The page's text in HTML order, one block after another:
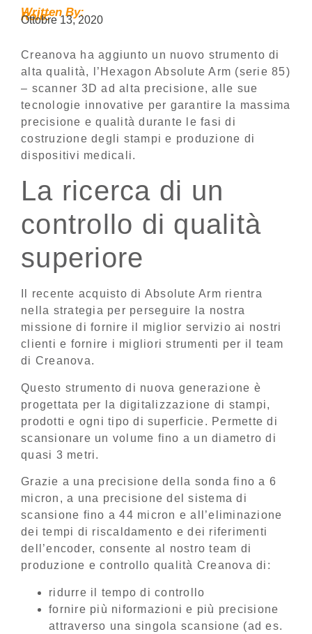
Written By:
Role:
Ottobre 13, 2020
Creanova ha aggiunto un nuovo strumento di
alta qualità, l’Hexagon Absolute Arm (serie 85)
– scanner 3D ad alta precisione, alle sue
tecnologie innovative per garantire la massima
precisione e qualità durante le fasi di
costruzione degli stampi e produzione di
dispositivi medicali.
La ricerca di un
controllo di qualità
superiore
Il recente acquisto di Absolute Arm rientra
nella strategia per perseguire la nostra
missione di fornire il miglior servizio ai nostri
clienti e fornire i migliori strumenti per il team
di Creanova.
Questo strumento di nuova generazione è
progettata per la digitalizzazione di stampi,
prodotti e ogni tipo di superficie. Permette di
scansionare un volume fino a un diametro di
quasi 3 metri.
Grazie a una precisione della sonda fino a 6
micron, a una precisione del sistema di
scansione fino a 44 micron e all’eliminazione
dei tempi di riscaldamento e dei riferimenti
dell’encoder, consente al nostro team di
produzione e controllo qualità Creanova di:
ridurre il tempo di controllo
fornire più niformazioni e più precisione
attraverso una singola scansione (ad es.